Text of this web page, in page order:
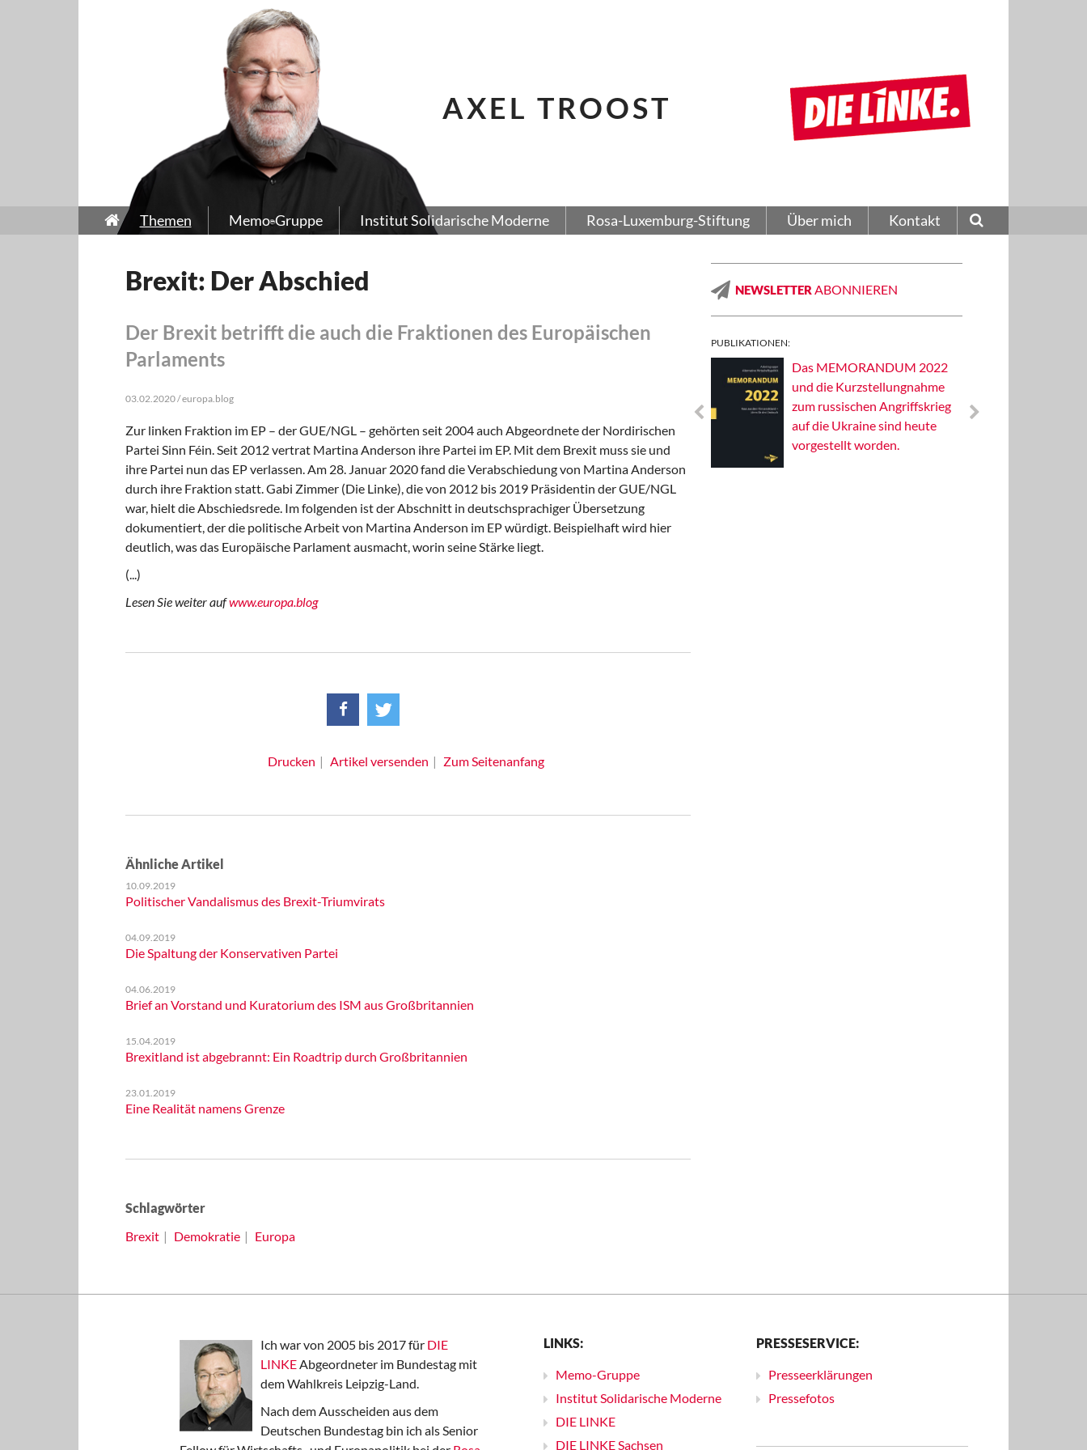
AXEL TROOST
Themen Memo-Gruppe Institut Solidarische Moderne Rosa-Luxemburg-Stiftung Über mich Kontakt
Brexit: Der Abschied
Der Brexit betrifft die auch die Fraktionen des Europäischen
Parlaments
03.02.2020 / europa.blog
Zur linken Fraktion im EP – der GUE/NGL – gehörten seit 2004 auch Abgeordnete der Nordirischen
Partei Sinn Féin. Seit 2012 vertrat Martina Anderson ihre Partei im EP. Mit dem Brexit muss sie und
ihre Partei nun das EP verlassen. Am 28. Januar 2020 fand die Verabschiedung von Martina Anderson
durch ihre Fraktion statt. Gabi Zimmer (Die Linke), die von 2012 bis 2019 Präsidentin der GUE/NGL
war, hielt die Abschiedsrede. Im folgenden ist der Abschnitt in deutschsprachiger Übersetzung
dokumentiert, der die politische Arbeit von Martina Anderson im EP würdigt. Beispielhaft wird hier
deutlich, was das Europäische Parlament ausmacht, worin seine Stärke liegt.
(...)
Lesen Sie weiter aufwww.europa.blog
Drucken Artikel versenden Zum Seitenanfang
Ähnliche Artikel
10.09.2019
Politischer Vandalismus des Brexit-Triumvirats
04.09.2019
Die Spaltung der Konservativen Partei
04.06.2019
Brief an Vorstand und Kuratorium des ISM aus Großbritannien
15.04.2019
Brexitland ist abgebrannt: Ein Roadtrip durch Großbritannien
23.01.2019
Eine Realität namens Grenze
Schlagwörter
Brexit
Demokratie Europa
NEWSLETTER ABONNIEREN
PUBLIKATIONEN:
Das MEMORANDUM 2022
und die Kurzstellungnahme
zum russischen Angriffskrieg
auf die Ukraine sind heute
vorgestellt worden.
Ich war von 2005 bis 2017 für DIE
LINKEAbgeordneter im Bundestag mit
dem Wahlkreis Leipzig-Land.
Nach dem Ausscheiden aus dem
Deutschen Bundestag bin ich als Senior
LINKS:
Memo-Gruppe
Institut Solidarische Moderne
DIE LINKE
DIE LINKE Sachsen
PRESSESERVICE:
Presseerklärungen
Pressefotos